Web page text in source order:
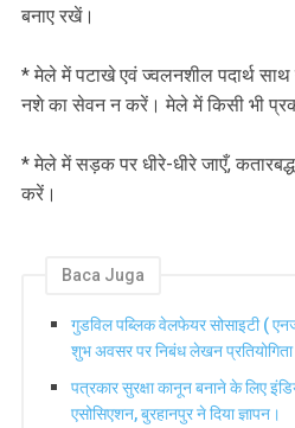
बनाए रखें।
* मेले में पटाखे एवं ज्वलनशील पदार्थ
नशे का सेवन न करें। मेले में किसी भी
* मेले में सड़क पर धीरे-धीरे जाएँ,
करें।
Baca Juga
गुडविल पब्लिक वेलफेयर सोसाइटी (
शुभ अवसर पर निबंध लेखन
पत्रकार सुरक्षा कानून बनाने के लिए
एसोसिएशन, बुरहानपुर ने दिया ज्ञापन।